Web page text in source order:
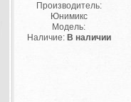
Производитель:
Юнимикс
Модель:
Наличие: В наличии